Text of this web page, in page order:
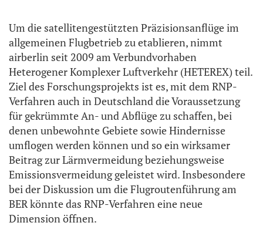
Um die satellitengestützten Präzisionsanflüge im
allgemeinen Flugbetrieb zu etablieren, nimmt
airberlin seit 2009 am Verbundvorhaben
Heterogener Komplexer Luftverkehr (HETEREX) teil.
Ziel des Forschungsprojekts ist es, mit dem RNP-
Verfahren auch in Deutschland die Voraussetzung
für gekrümmte An- und Abflüge zu schaffen, bei
denen unbewohnte Gebiete sowie Hindernisse
umflogen werden können und so ein wirksamer
Beitrag zur Lärmvermeidung beziehungsweise
Emissionsvermeidung geleistet wird. Insbesondere
bei der Diskussion um die Flugroutenführung am
BER könnte das RNP-Verfahren eine neue
Dimension öffnen.